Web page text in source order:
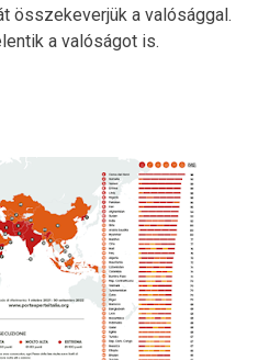
összekeverjük a valósággal.
a valóságot is.